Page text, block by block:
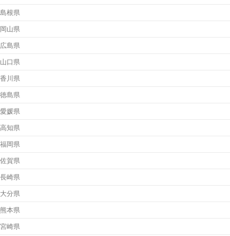
島根県
岡山県
広島県
山口県
香川県
徳島県
愛媛県
高知県
福岡県
佐賀県
長崎県
大分県
熊本県
宮崎県